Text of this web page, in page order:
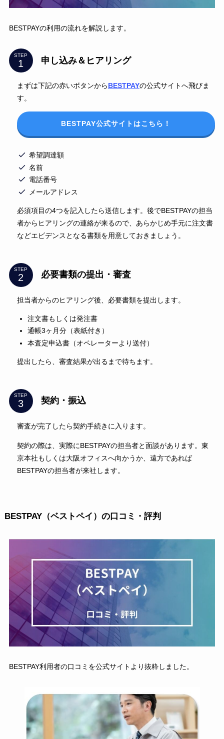
BESTPAYの利用の流れを解説します。
STEP
申し込み＆ヒアリング
まずは下記の赤いボタンからBESTPAYの公式サイトへ飛びま
す。
BESTPAY公式サイトはこちら！
希望調達額
名前
電話番号
メールアドレス
必須項目の4つを記入したら送信します。後でBESTPAYの担当
者からヒアリングの連絡が来るので、あらかじめ手元に注文書
などエビデンスとなる書類を用意しておきましょう。
STEP
必要書類の提出・審査
担当者からのヒアリング後、必要書類を提出します。
注文書もしくは発注書
通帳3ヶ月分（表紙付き）
本査定申込書（オペレーターより送付）
提出したら、審査結果が出るまで待ちます。
STEP
契約・振込
審査が完了したら契約手続きに入ります。
契約の際は、実際にBESTPAYの担当者と面談があります。東
京本社もしくは大阪オフィスへ向かうか、遠方であれば
BESTPAYの担当者が来社します。
BESTPAY（ベストペイ）の口コミ・評判
BESTPAY利用者の口コミを公式サイトより抜粋しました。